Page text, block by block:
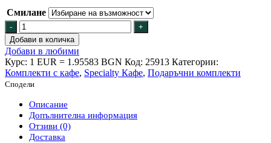
Смилане
количество
за
NOERO
SPECIALTY
COFFEE
-
Кафе
Комплект
Колумбия
Добави в количка
Добави в любими
Курс: 1 EUR = 1.95583 BGN Код: 25913 Категории:
Комплекти с кафе, Specialty Кафе, Подаръчни комплекти
Сподели
Описание
Допълнителна информация
Отзиви (0)
Доставка